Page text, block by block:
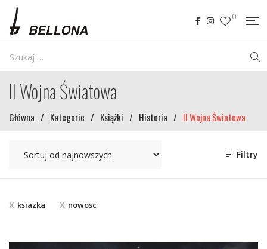
0
II Wojna Światowa
Główna / Kategorie / Książki / Historia / II Wojna Światowa
Filtry
ksiazka nowosc